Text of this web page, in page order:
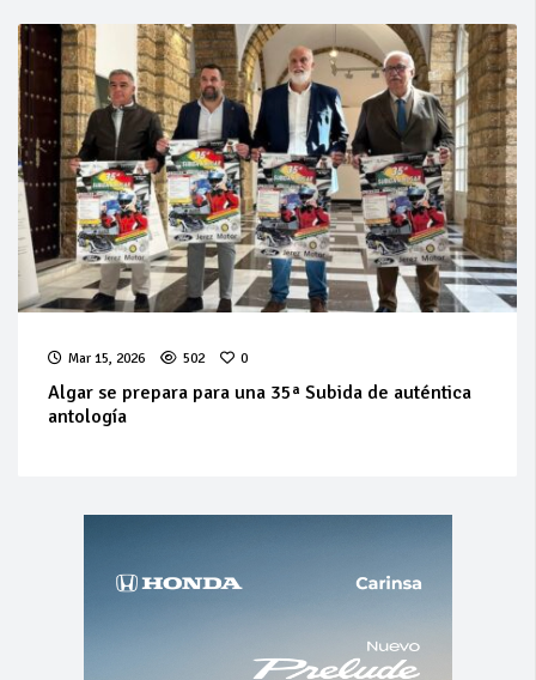
Mar 15, 2026 502 0
Algar se prepara para una 35ª Subida de auténtica
antología